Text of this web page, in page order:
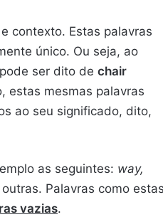
contexto. Estas palavras
único. Ou seja, ao
ser dito de chair
estas mesmas palavras
ao seu significado, dito,
as seguintes: way,
Palavras como estas
vazias.